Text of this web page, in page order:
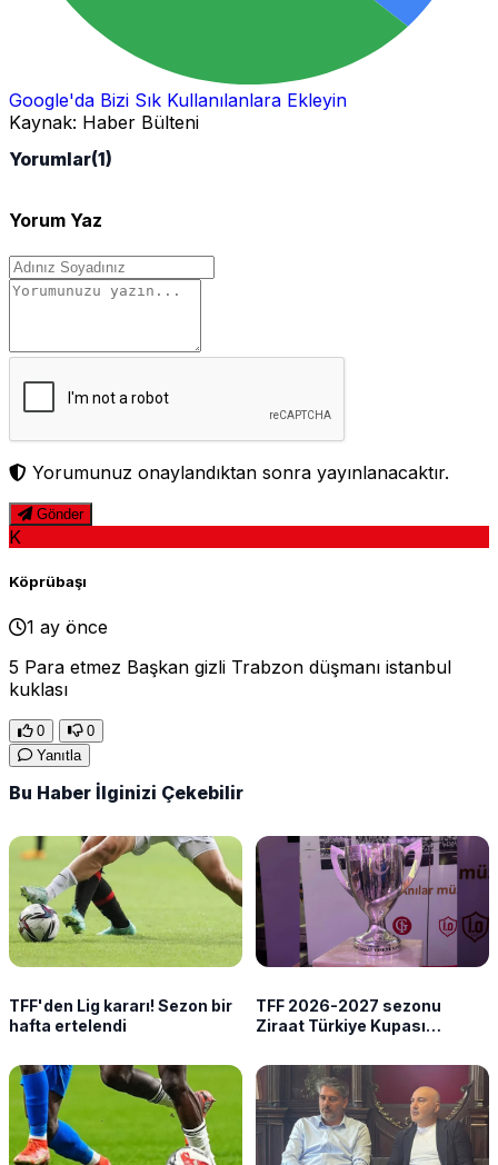
Google'da Bizi Sık Kullanılanlara Ekleyin
Kaynak: Haber Bülteni
Yorumlar(1)
Yorum Yaz
Yorumunuz onaylandıktan sonra yayınlanacaktır.
Gönder
K
Köprübaşı
1 ay önce
5 Para etmez Başkan gizli Trabzon düşmanı istanbul
kuklası
0
0
Yanıtla
Bu Haber İlginizi Çekebilir
TFF'den Lig kararı! Sezon bir
hafta ertelendi
TFF 2026-2027 sezonu
Ziraat Türkiye Kupası